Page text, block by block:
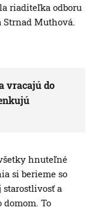
riaditeľka odboru
Muthová.
vracajú do
hnuteľné
si berieme so
starostlivosť a
domom. To